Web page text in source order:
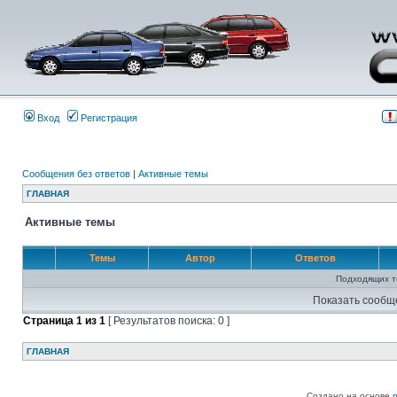
Вход Регистрация
Сообщения без ответов | Активные темы
ГЛАВНАЯ
Активные темы
Темы Автор Ответов
Подходящих
Показать
Страница 1 из 1 [ Результатов поиска: 0 ]
ГЛАВНАЯ